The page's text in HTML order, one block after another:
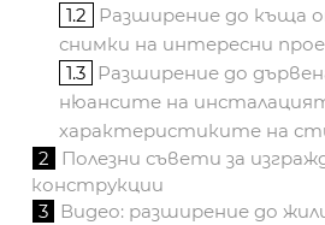
1.2
Разширение до къща
снимки на интересни
1.3 Разширение до
нюансите на
характеристиките на
2
Полезни съвети за
конструкции
3 Видео: разширение до